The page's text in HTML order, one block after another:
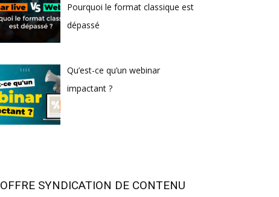
Pourquoi le format classique est
dépassé
Qu’est-ce qu’un webinar
impactant ?
OFFRE SYNDICATION DE CONTENU